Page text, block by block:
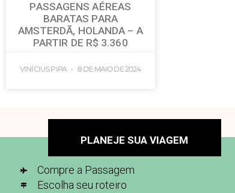
PASSAGENS AÉREAS
BARATAS PARA
AMSTERDÃ, HOLANDA – A
PARTIR DE R$ 3.360
VINÍCIUS PIPA 8 DE MAIO DE 2024
PLANEJE SUA VIAGEM
Compre a Passagem
Escolha seu roteiro